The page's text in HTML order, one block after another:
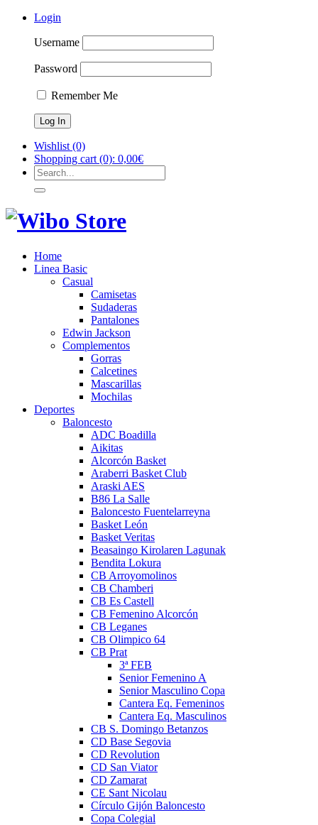
Login
Username
Password
Remember Me
Wishlist (0)
Shopping cart (0): 0,00€
Home
Linea Basic
Casual
Camisetas
Sudaderas
Pantalones
Edwin Jackson
Complementos
Gorras
Calcetines
Mascarillas
Mochilas
Deportes
Baloncesto
ADC Boadilla
Aikitas
Alcorcón Basket
Araberri Basket Club
Araski AES
B86 La Salle
Baloncesto Fuentelarreyna
Basket León
Basket Veritas
Beasaingo Kirolaren Lagunak
Bendita Lokura
CB Arroyomolinos
CB Chamberi
CB Es Castell
CB Femenino Alcorcón
CB Leganes
CB Olimpico 64
CB Prat
3ª FEB
Senior Femenino A
Senior Masculino Copa
Cantera Eq. Femeninos
Cantera Eq. Masculinos
CB S. Domingo Betanzos
CD Base Segovia
CD Revolution
CD San Viator
CD Zamarat
CE Sant Nicolau
Círculo Gijón Baloncesto
Copa Colegial